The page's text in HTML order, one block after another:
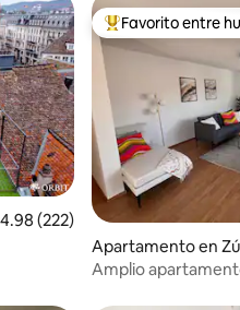
promedio: 4.98 de 5,
4.98 (222)
Favorito entre
Favorito entre
Apartamento en
Amplio